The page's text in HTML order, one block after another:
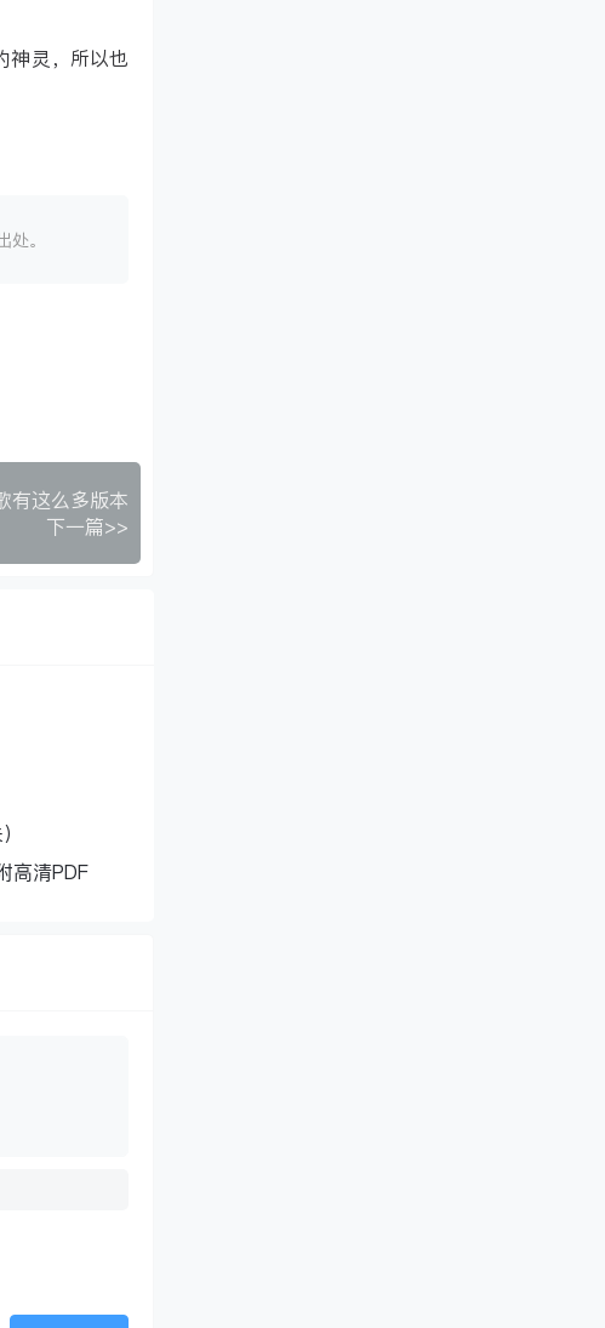
神灵，所以也
。
有这么多版本
下一篇>>
高清PDF